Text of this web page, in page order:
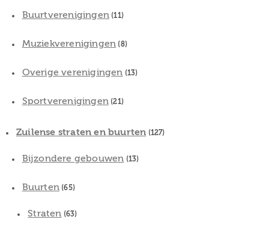
Buurtverenigingen (11)
Muziekverenigingen (8)
Overige verenigingen (13)
Sportverenigingen (21)
Zuilense straten en buurten (127)
Bijzondere gebouwen (13)
Buurten (65)
Straten (63)